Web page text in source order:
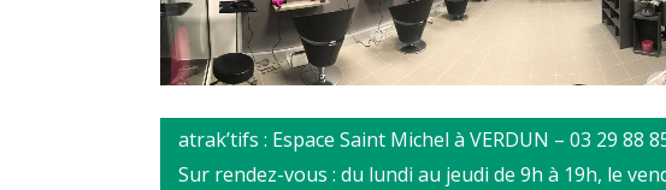
atrak’tifs : Espace Saint Michel à VERDUN – 03 29 88
Sur rendez-vous : du lundi au jeudi de 9h à 19h, le